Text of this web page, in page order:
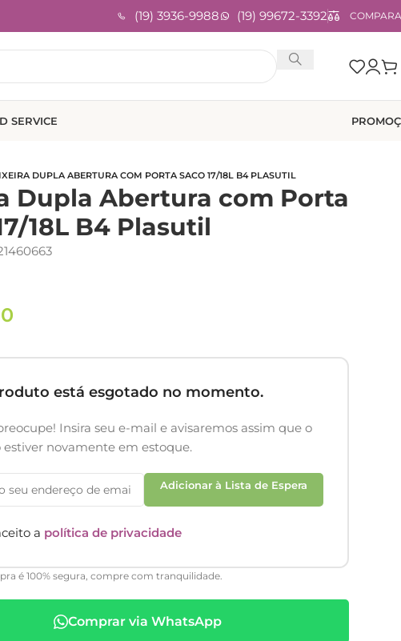
(19) 3936-9988 (19) 99672-3392
SERVICE
DUPLA ABERTURA COM PORTA SACO 17/18L B4 PLASUTIL
Dupla Abertura com Porta
18L B4 Plasutil
está esgotado no momento.
Insira seu e-mail e avisaremos assim que o
novamente em estoque.
Adicionar à Lista de Espera
a política de privacidade
é 100% segura, compre com tranquilidade.
Comprar via WhatsApp